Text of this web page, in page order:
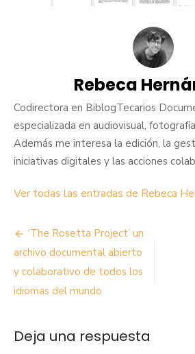
Rebeca
Codirectora en BiblogTecarios
especializada en audiovisual,
Además me interesa la edición, la
iniciativas digitales y las acciones
Ver todas las entradas de Rebeca
Navegación
de
entradas
‘The Rosetta Project’ un
archivo documental abierto
y colaborativo de todos los
idiomas del mundo
Deja una respuesta